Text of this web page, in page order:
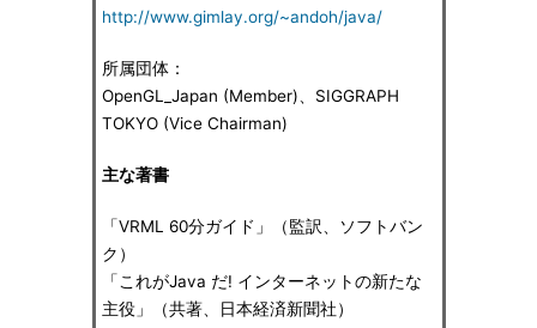
http://www.gimlay.org/~andoh/java/
所属団体：
OpenGL_Japan (Member)、SIGGRAPH
TOKYO (Vice Chairman)
主な著書
「VRML 60分ガイド」（監訳、ソフトバン
ク）
「これがJava だ! インターネットの新たな
主役」（共著、日本経済新聞社）